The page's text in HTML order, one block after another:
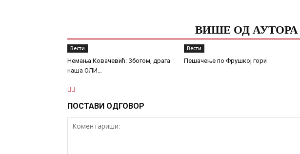
ВИШЕ ОД АУТОРА
Вести
Немања Ковачевић: Збогом, драга
наша ОЛИ…
Вести
Пешачење по Фрушкој гори
ПОСТАВИ ОДГОВОР